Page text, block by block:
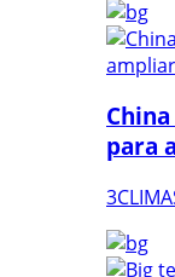
para